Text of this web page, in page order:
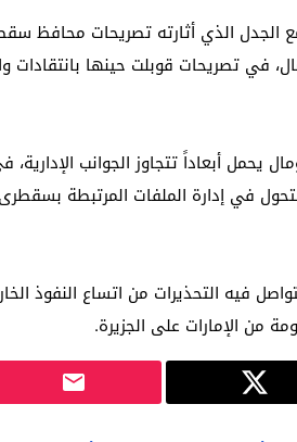
الجدل الذي أثارته تصريحات محافظ
في تصريحات قوبلت حينها بانتقادات
يحمل أبعاداً تتجاوز الجوانب
في إدارة الملفات المرتبطة بسقطرى
من الإمارات على الجزيرة.